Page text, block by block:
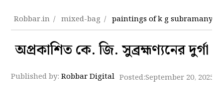
Robbar.in mixed-bag paintings of k g
অপ্রকাশিত কে. জি. সুব্রহ্মণ্যনের দুর্গা
Published by:Robbar Digital Posted:September 20, 2025